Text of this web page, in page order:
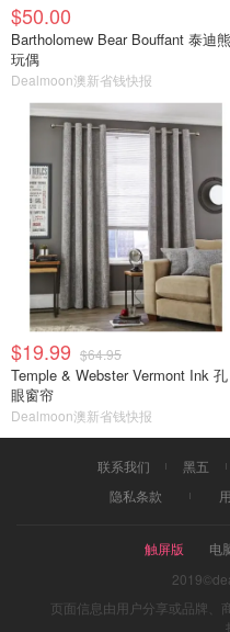
$50.00
Bartholomew Bear Bouffant 泰迪熊
玩偶
Dealmoon澳新省钱快报
$19.99 $64.95
Temple & Webster Vermont Ink 孔
眼窗帘
Dealmoon澳新省钱快报
联系我们 黑五
隐私条款
触屏版 电
页面信息由用户分享或品牌、